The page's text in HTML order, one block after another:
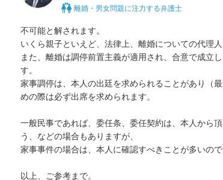
離婚・男女問題に注力する弁護士
不可能と解されます。
いくら親子といえど、法律上、離婚についての代理
また、離婚は調停前置主義が適用され、合意で成立
す。
家事調停は、本人の出廷を求められることがあり（
めの際は必ず出席を求められます。
一般民事であれば、委任条、委任契約は、本人から
う、などの場合もありますが、
家事事件の場合は、本人に確認すべきことが多いの
以上、ご参考まで。